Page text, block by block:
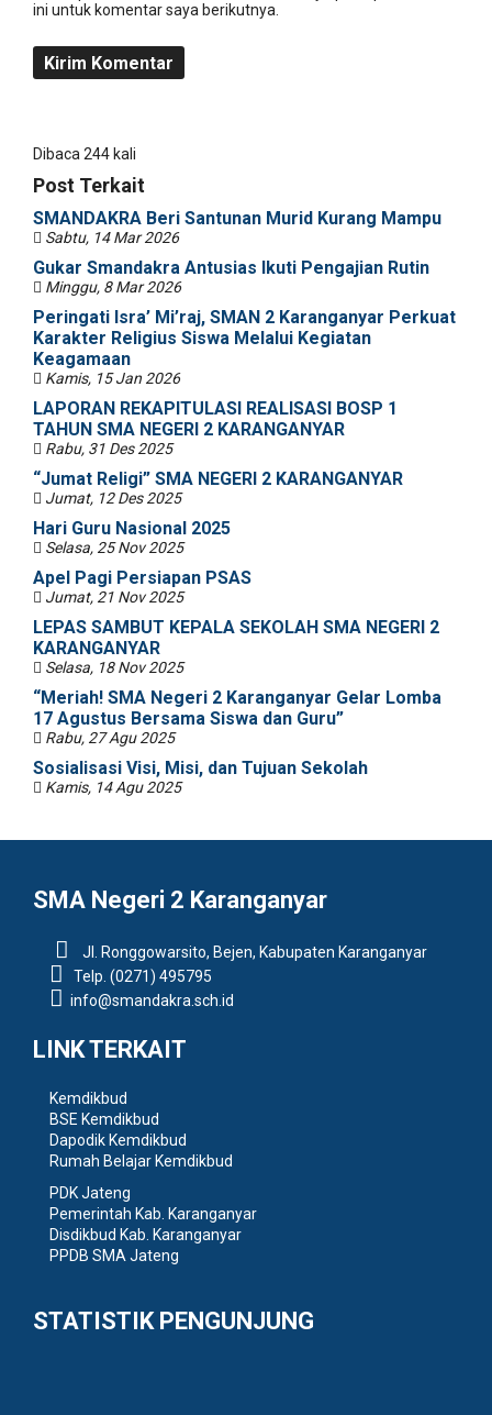
ini untuk komentar saya berikutnya.
Dibaca 244 kali
Post Terkait
SMANDAKRA Beri Santunan Murid Kurang Mampu
Sabtu, 14 Mar 2026
Gukar Smandakra Antusias Ikuti Pengajian Rutin
Minggu, 8 Mar 2026
Peringati Isra’ Mi’raj, SMAN 2 Karanganyar Perkuat
Karakter Religius Siswa Melalui Kegiatan
Keagamaan
Kamis, 15 Jan 2026
LAPORAN REKAPITULASI REALISASI BOSP 1
TAHUN SMA NEGERI 2 KARANGANYAR
Rabu, 31 Des 2025
“Jumat Religi” SMA NEGERI 2 KARANGANYAR
Jumat, 12 Des 2025
Hari Guru Nasional 2025
Selasa, 25 Nov 2025
Apel Pagi Persiapan PSAS
Jumat, 21 Nov 2025
LEPAS SAMBUT KEPALA SEKOLAH SMA NEGERI 2
KARANGANYAR
Selasa, 18 Nov 2025
“Meriah! SMA Negeri 2 Karanganyar Gelar Lomba
17 Agustus Bersama Siswa dan Guru”
Rabu, 27 Agu 2025
Sosialisasi Visi, Misi, dan Tujuan Sekolah
Kamis, 14 Agu 2025
SMA Negeri 2 Karanganyar
Jl. Ronggowarsito, Bejen, Kabupaten Karanganyar
Telp. (0271) 495795
info@smandakra.sch.id
LINK TERKAIT
Kemdikbud
BSE Kemdikbud
Dapodik Kemdikbud
Rumah Belajar Kemdikbud
PDK Jateng
Pemerintah Kab. Karanganyar
Disdikbud Kab. Karanganyar
PPDB SMA Jateng
STATISTIK PENGUNJUNG